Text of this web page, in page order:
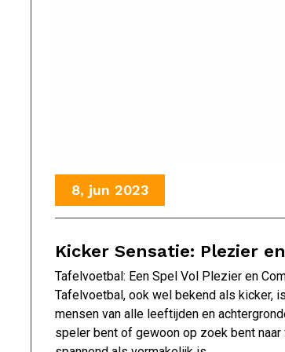
8, jun 2023
Kicker Sensatie: Plezier
Tafelvoetbal: Een Spel Vol Plezier en
Tafelvoetbal, ook wel bekend als kicker,
mensen van alle leeftijden en
speler bent of gewoon op zoek bent